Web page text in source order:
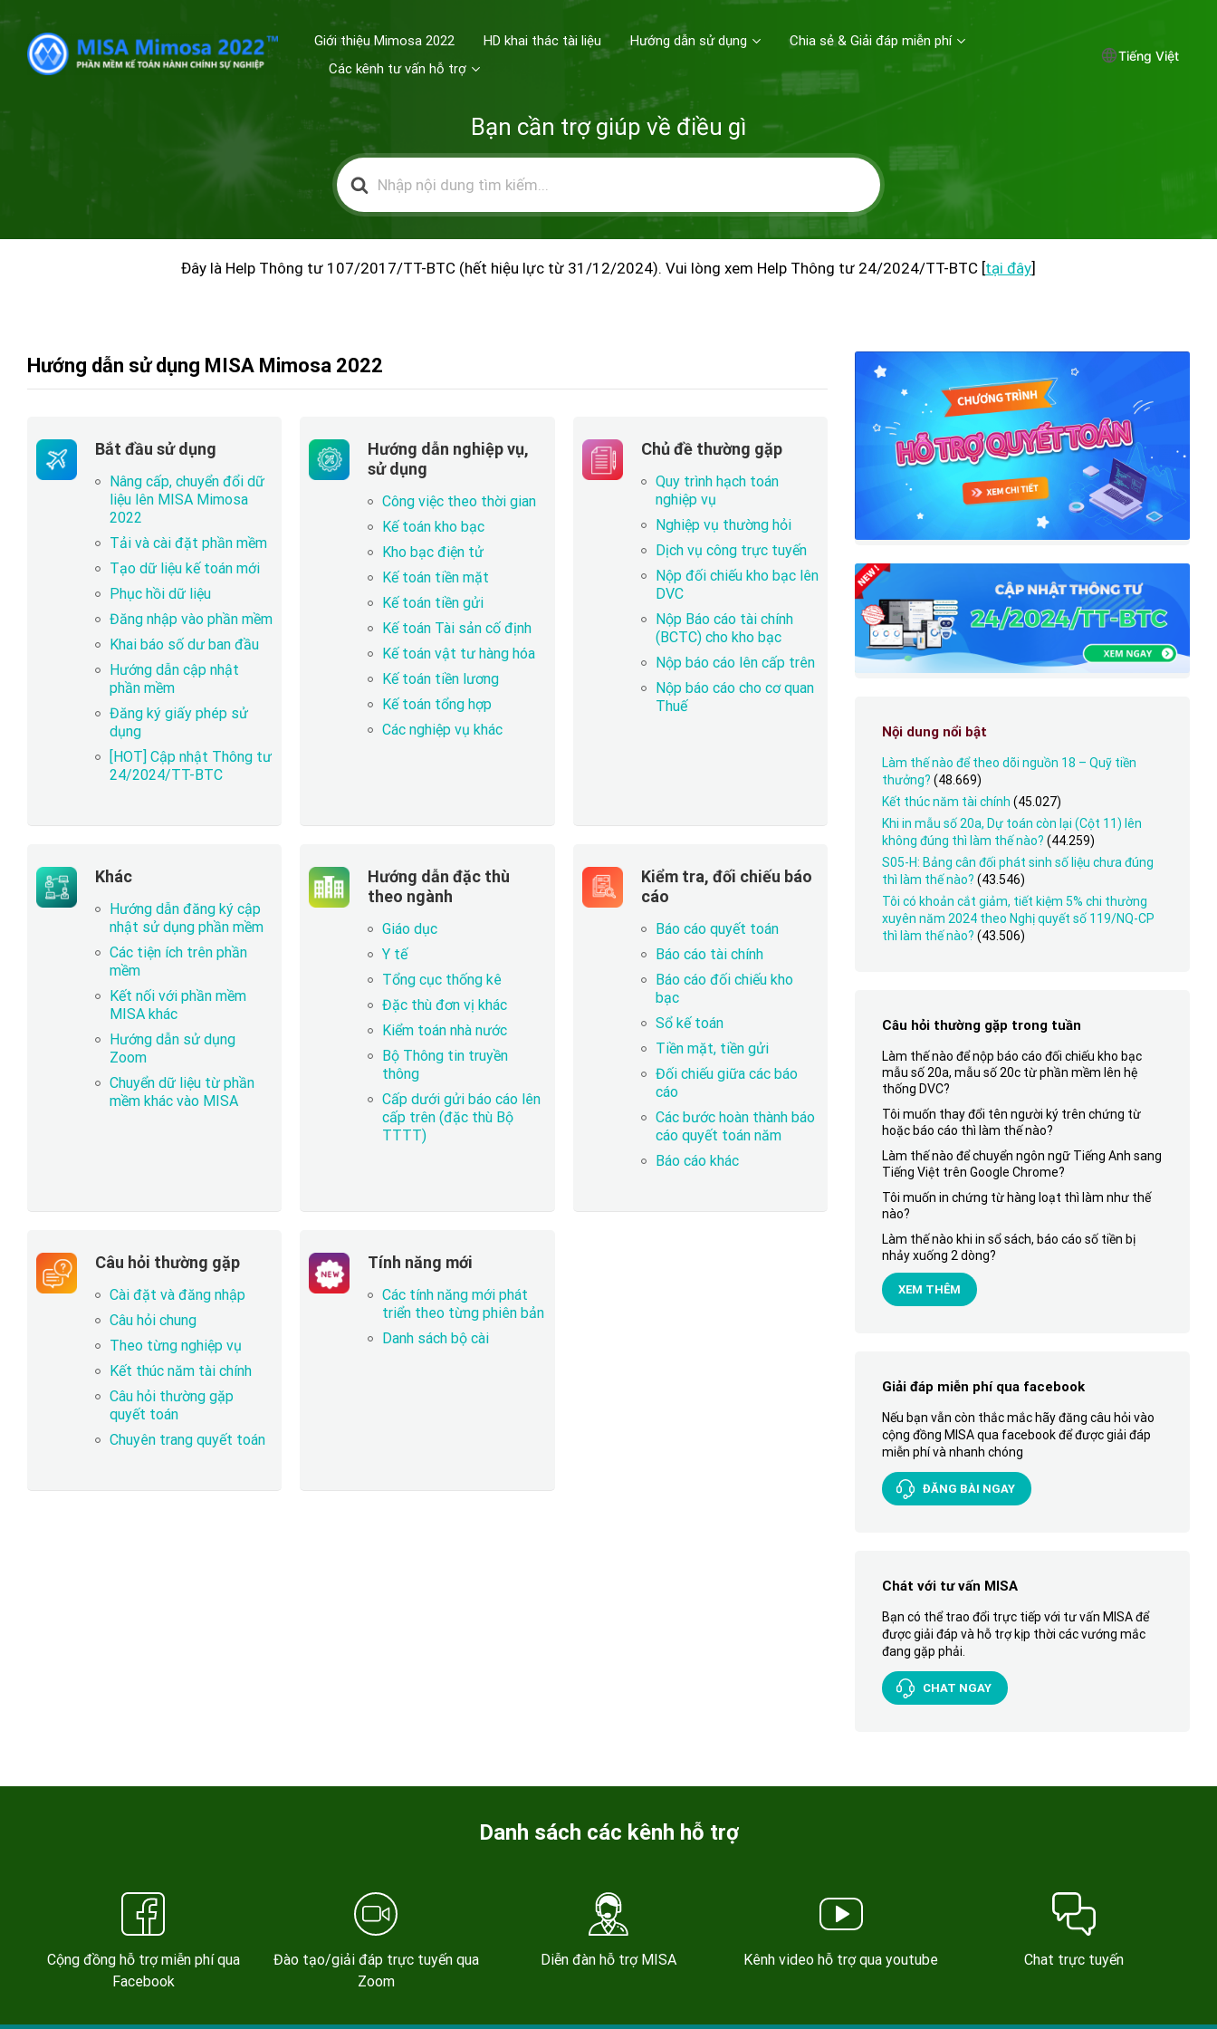
Giới thiệu Mimosa 2022 HD khai thác tài liệu Hướng dẫn sử dụng
Chia sẻ & Giải đáp miễn phí
Các kênh tư vấn hỗ trợ
Tiếng Việt
Bạn cần trợ giúp về điều gì
Tìm
kiếm
cho
Đây là Help Thông tư 107/2017/TT-BTC (hết hiệu lực từ 31/12/2024). Vui lòng xem Help Thông tư 24/2024/TT-BTC [tại đây]
Hướng dẫn sử dụng MISA Mimosa 2022
Bắt đầu sử dụng
Nâng cấp, chuyển đổi dữ
liệu lên MISA Mimosa
2022
Tải và cài đặt phần mềm
Tạo dữ liệu kế toán mới
Phục hồi dữ liệu
Đăng nhập vào phần mềm
Khai báo số dư ban đầu
Hướng dẫn cập nhật
phần mềm
Đăng ký giấy phép sử
dụng
[HOT] Cập nhật Thông tư
24/2024/TT-BTC
Hướng dẫn nghiệp vụ,
sử dụng
Công việc theo thời gian
Kế toán kho bạc
Kho bạc điện tử
Kế toán tiền mặt
Kế toán tiền gửi
Kế toán Tài sản cố định
Kế toán vật tư hàng hóa
Kế toán tiền lương
Kế toán tổng hợp
Các nghiệp vụ khác
Chủ đề thường gặp
Quy trình hạch toán
nghiệp vụ
Nghiệp vụ thường hỏi
Dịch vụ công trực tuyến
Nộp đối chiếu kho bạc lên
DVC
Nộp Báo cáo tài chính
(BCTC) cho kho bạc
Nộp báo cáo lên cấp trên
Nộp báo cáo cho cơ quan
Thuế
Khác
Hướng dẫn đăng ký cập
nhật sử dụng phần mềm
Các tiện ích trên phần
mềm
Kết nối với phần mềm
MISA khác
Hướng dẫn sử dụng
Zoom
Chuyển dữ liệu từ phần
mềm khác vào MISA
Hướng dẫn đặc thù
theo ngành
Giáo dục
Y tế
Tổng cục thống kê
Đặc thù đơn vị khác
Kiểm toán nhà nước
Bộ Thông tin truyền
thông
Cấp dưới gửi báo cáo lên
cấp trên (đặc thù Bộ
TTTT)
Kiểm tra, đối chiếu báo
cáo
Báo cáo quyết toán
Báo cáo tài chính
Báo cáo đối chiếu kho
bạc
Sổ kế toán
Tiền mặt, tiền gửi
Đối chiếu giữa các báo
cáo
Các bước hoàn thành báo
cáo quyết toán năm
Báo cáo khác
Câu hỏi thường gặp
Cài đặt và đăng nhập
Câu hỏi chung
Theo từng nghiệp vụ
Kết thúc năm tài chính
Câu hỏi thường gặp
quyết toán
Chuyên trang quyết toán
Tính năng mới
Các tính năng mới phát
triển theo từng phiên bản
Danh sách bộ cài
Nội dung nổi bật
Làm thế nào để theo dõi nguồn 18 – Quỹ tiền
thưởng? (48.669)
Kết thúc năm tài chính (45.027)
Khi in mẫu số 20a, Dự toán còn lại (Cột 11) lên
không đúng thì làm thế nào? (44.259)
S05-H: Bảng cân đối phát sinh số liệu chưa đúng
thì làm thế nào? (43.546)
Tôi có khoản cắt giảm, tiết kiệm 5% chi thường
xuyên năm 2024 theo Nghị quyết số 119/NQ-CP
thì làm thế nào? (43.506)
Câu hỏi thường gặp trong tuần
Làm thế nào để nộp báo cáo đối chiếu kho bạc
mẫu số 20a, mẫu số 20c từ phần mềm lên hệ
thống DVC?
Tôi muốn thay đổi tên người ký trên chứng từ
hoặc báo cáo thì làm thế nào?
Làm thế nào để chuyển ngôn ngữ Tiếng Anh sang
Tiếng Việt trên Google Chrome?
Tôi muốn in chứng từ hàng loạt thì làm như thế
nào?
Làm thế nào khi in sổ sách, báo cáo số tiền bị
nhảy xuống 2 dòng?
XEM THÊM
Giải đáp miễn phí qua facebook
Nếu bạn vẫn còn thắc mắc hãy đăng câu hỏi vào
cộng đồng MISA qua facebook để được giải đáp
miễn phí và nhanh chóng
ĐĂNG BÀI NGAY
Chát với tư vấn MISA
Bạn có thể trao đổi trực tiếp với tư vấn MISA để
được giải đáp và hỗ trợ kịp thời các vướng mắc
đang gặp phải.
CHAT NGAY
Danh sách các kênh hỗ trợ
Cộng đồng hỗ trợ miễn phí qua
Facebook
Đào tạo/giải đáp trực tuyến qua
Zoom
Diễn đàn hỗ trợ MISA Kênh video hỗ trợ qua youtube Chat trực tuyến